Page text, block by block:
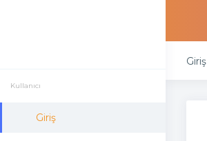
Kullanıcı
Giriş
Giriş